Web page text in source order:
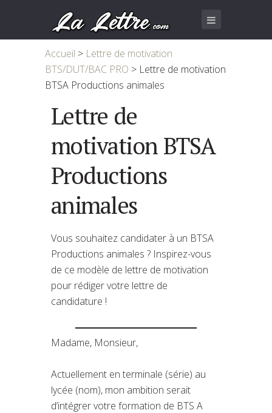
Accueil > Lettre de motivation
BTS/DUT/BAC PRO > Lettre de motivation
BTSA Productions animales
Lettre de
motivation BTSA
Productions
animales
Vous souhaitez candidater à un BTSA
Productions animales ? Inspirez-vous
de ce modèle de lettre de motivation
pour rédiger votre lettre de
candidature !
Madame, Monsieur,
Actuellement en terminale (série) au
lycée (nom), mon ambition serait
d’intégrer votre formation de BTS A